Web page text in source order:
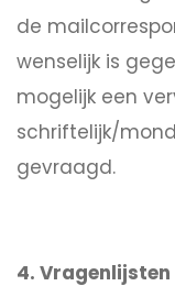
de
wenselijk is
mogelijk een
schriftelijk/
gevraagd.
4. Vragenlijsten